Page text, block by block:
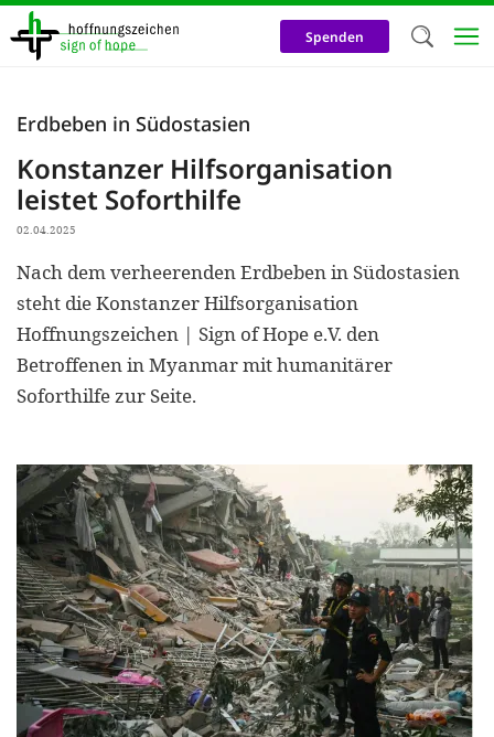
Direkt
zum
Inhalt
Spenden
Erdbeben in Südostasien
Konstanzer Hilfsorganisation
leistet Soforthilfe
02.04.2025
Nach dem verheerenden Erdbeben in Südostasien
steht die Konstanzer Hilfsorganisation
Hoffnungszeichen | Sign of Hope e.V. den
Betroffenen in Myanmar mit humanitärer
Soforthilfe zur Seite.
und
unsere
gewinnen.